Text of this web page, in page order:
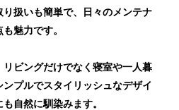
扱いも簡単で、日々のメンテナ
魅力です。
ビングだけでなく寝室や一人暮
プルでスタイリッシュなデザイ
自然に馴染みます。